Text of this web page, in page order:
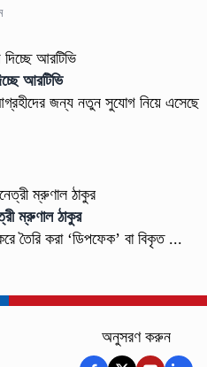
আরটিভি
জন্য নতুন সুযোগ নিয়ে এসেছে
ম্রুণাল ঠাকুর
তৈরি করা ‘ডিপফেক’ বা বিকৃত ...
অনুসরণ করুন